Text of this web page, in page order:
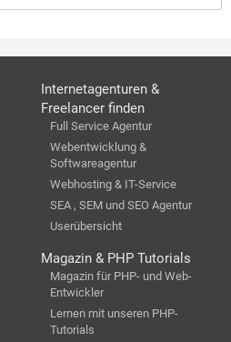
Internetagenturen &
Freelancer finden
Full Service Agentur
Webentwicklung &
Softwareagentur
Webhosting & IT-Service
SEA , SEM und SEO Agentur
Userübersicht
Magazin & PHP Tutorials
Magazin für PHP- und Web-
Entwickler
Lernen mit unseren PHP-
Tutorials